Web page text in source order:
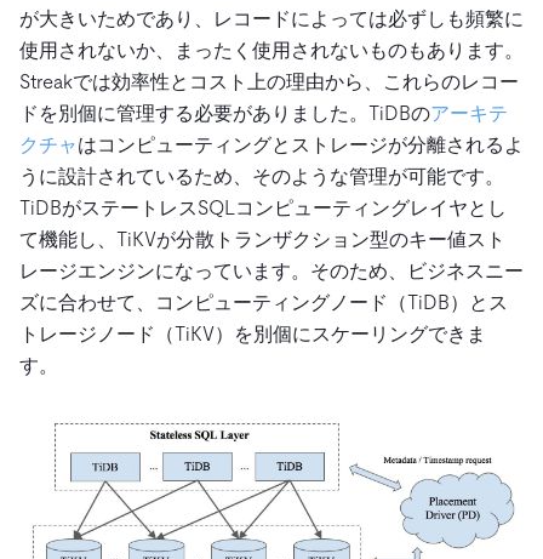
が大きいためであり、レコードによっては必ずしも頻繁に
使用されないか、まったく使用されないものもあります。
Streakでは効率性とコスト上の理由から、これらのレコー
ドを別個に管理する必要がありました。TiDBのアーキテ
クチャはコンピューティングとストレージが分離されるよ
うに設計されているため、そのような管理が可能です。
TiDBがステートレスSQLコンピューティングレイヤとし
て機能し、TiKVが分散トランザクション型のキー値スト
レージエンジンになっています。そのため、ビジネスニー
ズに合わせて、コンピューティングノード（TiDB）とス
トレージノード（TiKV）を別個にスケーリングできま
す。